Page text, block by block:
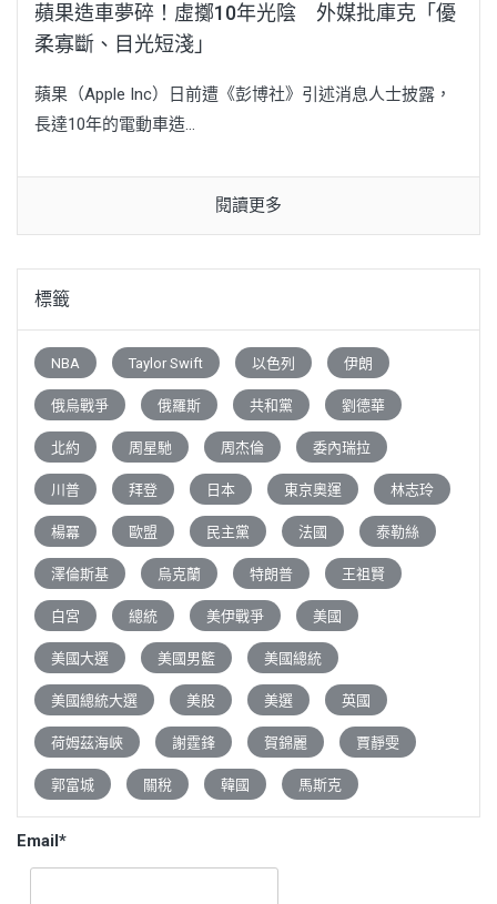
蘋果造車夢碎！虛擲10年光陰 外媒批庫克「優
柔寡斷、目光短淺」
蘋果（Apple Inc）日前遭《彭博社》引述消息人士披露，
長達10年的電動車造...
閱讀更多
標籤
NBA Taylor Swift 以色列 伊朗
俄烏戰爭 俄羅斯 共和黨 劉德華
北約 周星馳 周杰倫 委內瑞拉
川普 拜登 日本 東京奧運 林志玲
楊冪 歐盟 民主黨 法國 泰勒絲
澤倫斯基 烏克蘭 特朗普 王祖賢
白宮 總統 美伊戰爭 美國
美國大選 美國男籃 美國總統
美國總統大選 美股 美選 英國
荷姆茲海峽 謝霆鋒 賀錦麗 賈靜雯
郭富城 關稅 韓國 馬斯克
Email*